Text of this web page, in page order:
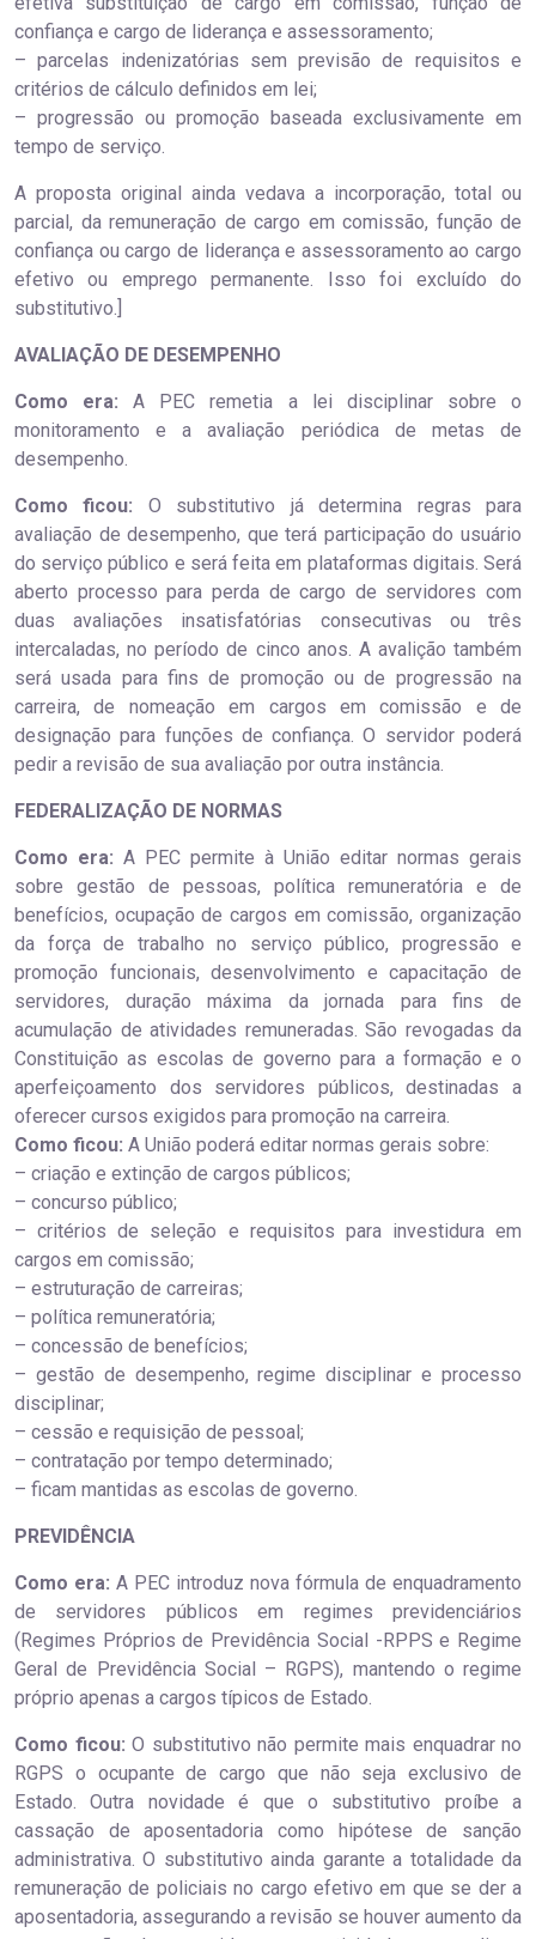
confiança e cargo de liderança e assessoramento;
– parcelas indenizatórias sem previsão de requisitos e
critérios de cálculo definidos em lei;
– progressão ou promoção baseada exclusivamente em
tempo de serviço.
A proposta original ainda vedava a incorporação, total ou
parcial, da remuneração de cargo em comissão, função de
confiança ou cargo de liderança e assessoramento ao cargo
efetivo ou emprego permanente. Isso foi excluído do
substitutivo.]
AVALIAÇÃO DE DESEMPENHO
Como era: A PEC remetia a lei disciplinar sobre o
monitoramento e a avaliação periódica de metas de
desempenho.
Como ficou: O substitutivo já determina regras para
avaliação de desempenho, que terá participação do usuário
do serviço público e será feita em plataformas digitais. Será
aberto processo para perda de cargo de servidores com
duas avaliações insatisfatórias consecutivas ou três
intercaladas, no período de cinco anos. A avalição também
será usada para fins de promoção ou de progressão na
carreira, de nomeação em cargos em comissão e de
designação para funções de confiança. O servidor poderá
pedir a revisão de sua avaliação por outra instância.
FEDERALIZAÇÃO DE NORMAS
Como era: A PEC permite à União editar normas gerais
sobre gestão de pessoas, política remuneratória e de
benefícios, ocupação de cargos em comissão, organização
da força de trabalho no serviço público, progressão e
promoção funcionais, desenvolvimento e capacitação de
servidores, duração máxima da jornada para fins de
acumulação de atividades remuneradas. São revogadas da
Constituição as escolas de governo para a formação e o
aperfeiçoamento dos servidores públicos, destinadas a
oferecer cursos exigidos para promoção na carreira.
Como ficou: A União poderá editar normas gerais sobre:
– criação e extinção de cargos públicos;
– concurso público;
– critérios de seleção e requisitos para investidura em
cargos em comissão;
– estruturação de carreiras;
– política remuneratória;
– concessão de benefícios;
– gestão de desempenho, regime disciplinar e processo
disciplinar;
– cessão e requisição de pessoal;
– contratação por tempo determinado;
– ficam mantidas as escolas de governo.
PREVIDÊNCIA
Como era: A PEC introduz nova fórmula de enquadramento
de servidores públicos em regimes previdenciários
(Regimes Próprios de Previdência Social -RPPS e Regime
Geral de Previdência Social – RGPS), mantendo o regime
próprio apenas a cargos típicos de Estado.
Como ficou: O substitutivo não permite mais enquadrar no
RGPS o ocupante de cargo que não seja exclusivo de
Estado. Outra novidade é que o substitutivo proíbe a
cassação de aposentadoria como hipótese de sanção
administrativa. O substitutivo ainda garante a totalidade da
remuneração de policiais no cargo efetivo em que se der a
aposentadoria, assegurando a revisão se houver aumento da